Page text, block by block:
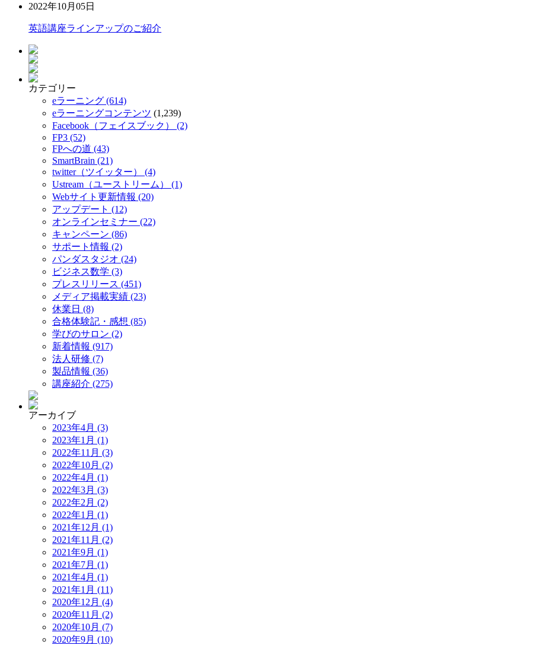
2022年10月05日
英語講座ラインアップのご紹介
カテゴリー
eラーニング (614)
eラーニングコンテンツ (1,239)
Facebook（フェイスブック） (2)
FP3 (52)
FPへの道 (43)
SmartBrain (21)
twitter（ツイッター） (4)
Ustream（ユーストリーム） (1)
Webサイト更新情報 (20)
アップデート (12)
オンラインセミナー (22)
キャンペーン (86)
サポート情報 (2)
パンダスタジオ (24)
ビジネス数学 (3)
プレスリリース (451)
メディア掲載実績 (23)
休業日 (8)
合格体験記・感想 (85)
学びのサロン (2)
新着情報 (917)
法人研修 (7)
製品情報 (36)
講座紹介 (275)
アーカイブ
2023年4月 (3)
2023年1月 (1)
2022年11月 (3)
2022年10月 (2)
2022年4月 (1)
2022年3月 (3)
2022年2月 (2)
2022年1月 (1)
2021年12月 (1)
2021年11月 (2)
2021年9月 (1)
2021年7月 (1)
2021年4月 (1)
2021年1月 (11)
2020年12月 (4)
2020年11月 (2)
2020年10月 (7)
2020年9月 (10)